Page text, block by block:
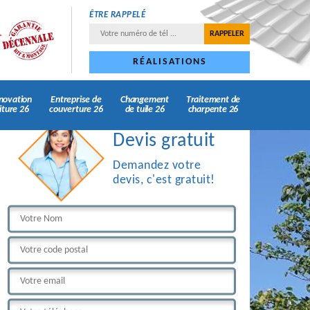
ÊTRE RAPPELÉ
RÉALISATIONS
26
Entreprise de
couverture 26
Changement
de tuile 26
Traitement de
charpente 26
Devis gratuit
Demandez votre
devis, c'est gratuit!